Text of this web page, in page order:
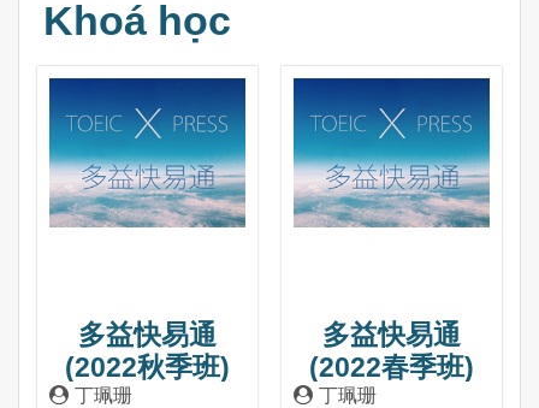
Khoá học
多益快易通
(2022秋季班)
丁珮珊
多益快易通
(2022春季班)
丁珮珊